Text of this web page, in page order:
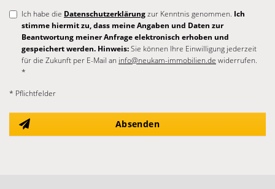
Ich habe die Datenschutzerklärungzur Kenntnis genommen. Ich
stimme hiermit zu, dass meine Angaben und Daten zur
Beantwortung meiner Anfrage elektronisch erhoben und
gespeichert werden. Hinweis:Sie können Ihre Einwilligung jederzeit
für die Zukunft per E-Mail an info@neukam-immobilien.de widerrufen.
*
* Pflichtfelder
Absenden